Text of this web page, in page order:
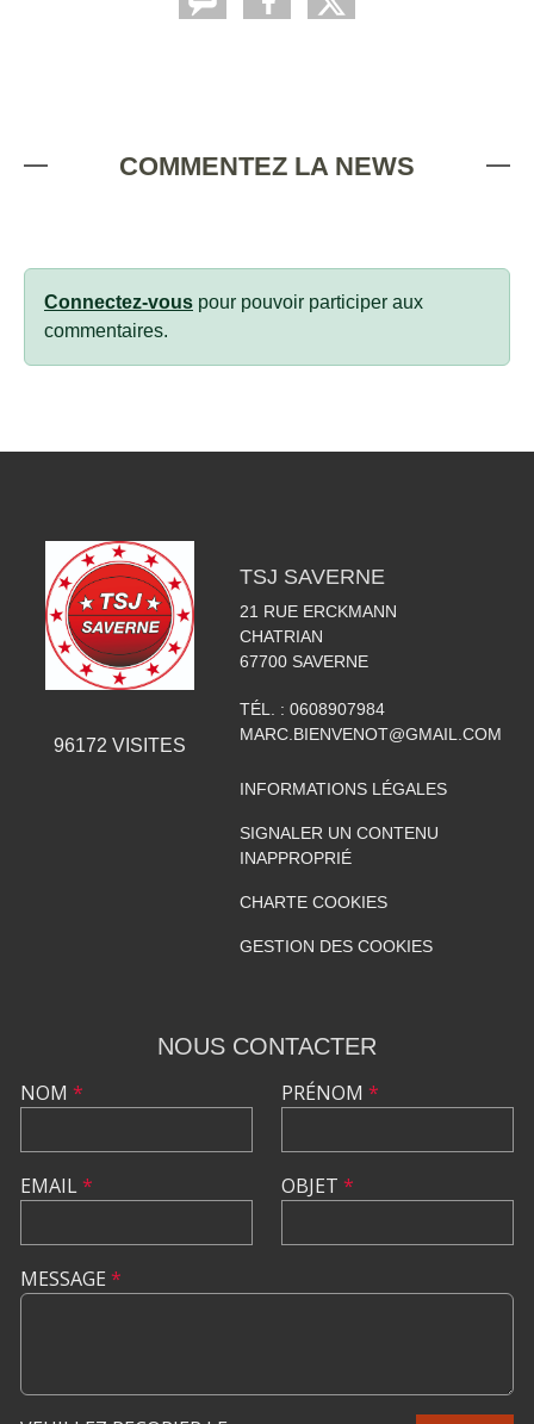
COMMENTEZ LA NEWS
Connectez-vous pour pouvoir participer aux
commentaires.
96172 VISITES
TSJ SAVERNE
21 RUE ERCKMANN
CHATRIAN
67700 SAVERNE
TÉL. : 0608907984
MARC.BIENVENOT@GMAIL.COM
INFORMATIONS LÉGALES
SIGNALER UN CONTENU
INAPPROPRIÉ
CHARTE COOKIES
GESTION DES COOKIES
NOUS CONTACTER
NOM *
EMAIL*
PRÉNOM *
OBJET *
MESSAGE *